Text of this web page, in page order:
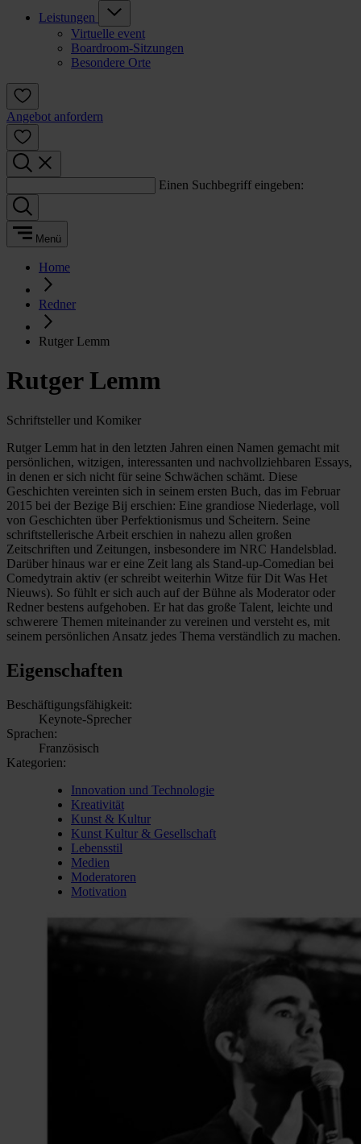
Leistungen
Virtuelle event
Boardroom-Sitzungen
Besondere Orte
Angebot anfordern
Einen Suchbegriff eingeben:
Menü
Home
Redner
Rutger Lemm
Rutger Lemm
Schriftsteller und Komiker
Rutger Lemm hat in den letzten Jahren einen Namen gemacht mit
persönlichen, witzigen, interessanten und nachvollziehbaren Essays,
in denen er sich nicht für seine Schwächen schämt. Diese
Geschichten vereinten sich in seinem ersten Buch, das im Februar
2015 bei der Bezige Bij erschien: Eine grandiose Niederlage, voll
von Geschichten über Perfektionismus und Scheitern. Seine
schriftstellerische Arbeit erschien in nahezu allen großen
Zeitschriften und Zeitungen, insbesondere im NRC Handelsblad.
Darüber hinaus war er eine Zeit lang als Stand-up-Comedian bei
Comedytrain aktiv (er schreibt weiterhin Witze für Dit Was Het
Nieuws). So fühlt er sich auch auf der Bühne als Moderator oder
Redner bestens aufgehoben. Er hat das große Talent, leichte und
schwerere Themen miteinander zu vereinen und versteht es, mit
seinem persönlichen Ansatz jedes Thema verständlich zu machen.
Eigenschaften
Beschäftigungsfähigkeit:
Keynote-Sprecher
Sprachen:
Französisch
Kategorien:
Innovation und Technologie
Kreativität
Kunst & Kultur
Kunst Kultur & Gesellschaft
Lebensstil
Medien
Moderatoren
Motivation